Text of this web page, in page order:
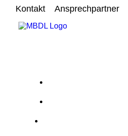
Kontakt Ansprechpartner